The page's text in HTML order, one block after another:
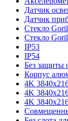
Датчик
Датчик
Стекло
Стекло
IP53
IP54
Без защиты
Корпус
4K
4K
4K